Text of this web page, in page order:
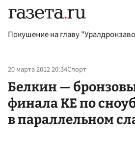
Покушение на главу
20 марта 2012 20:34Спорт
Белкин —
финала КЕ по
в параллельном